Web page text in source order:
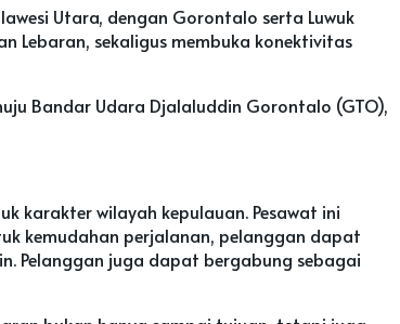
Utara, dengan Gorontalo serta Luwuk
Lebaran, sekaligus membuka konektivitas
Bandar Udara Djalaluddin Gorontalo (GTO),
karakter wilayah kepulauan. Pesawat ini
kemudahan perjalanan, pelanggan dapat
Pelanggan juga dapat bergabung sebagai